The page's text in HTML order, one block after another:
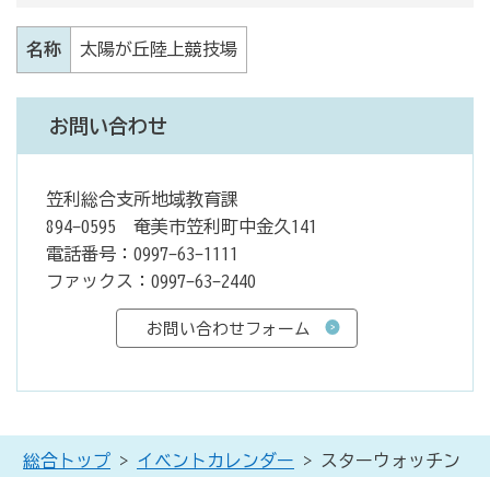
名称 太陽が丘陸上競技場
お問い合わせ
笠利総合支所地域教育課
894-0595 奄美市笠利町中金久141
電話番号：0997-63-1111
ファックス：0997-63-2440
総合トップ > イベントカレンダー > スターウォッチン